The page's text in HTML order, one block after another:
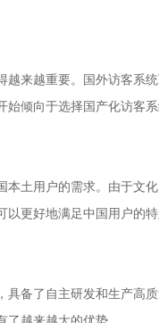
越来越重要。国外访客系
倾向于选择国产化访客
本土用户的需求。由于文
更好地满足中国用户的
备了自主研发和生产高